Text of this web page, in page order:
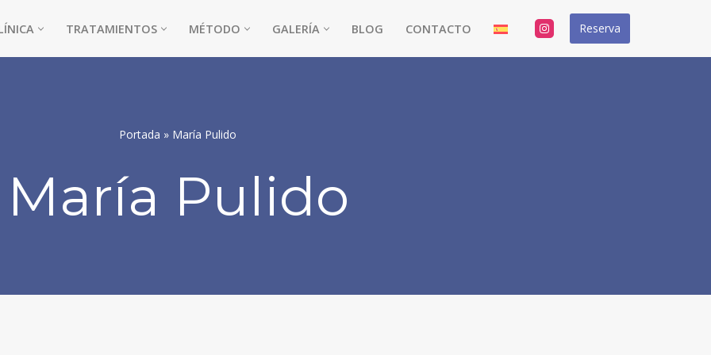
TRATAMIENTOS MÉTODO GALERÍA BLOG CONTACTO Reserva
Portada » María Pulido
María Pulido